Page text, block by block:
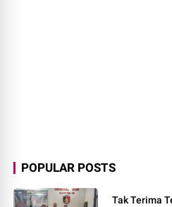
POPULAR POSTS
Tak Terima